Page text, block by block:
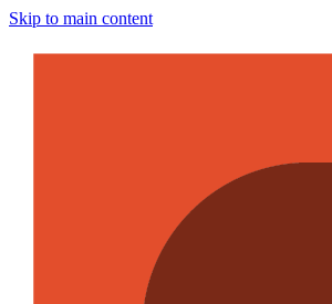
Skip to main content